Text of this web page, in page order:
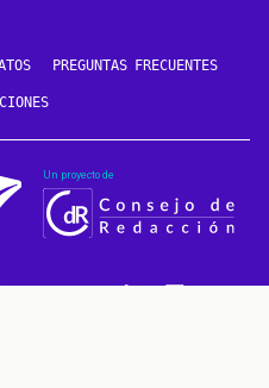
PREGUNTAS FRECUENTES
Un proyecto de